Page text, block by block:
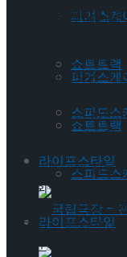
피겨스케
쇼트트랙
스피드스
라이프스타일
Trending
피겨스케
쇼트트랙
스피드스
라이프스타일
다. 세 사람과 매칭된
등 수많은 매니아를
최고의 화제작인 ‘데
참여하는 이번 사업
자에게 어떤 가르침
멘토링에 대해 질문
는 기회들을 다 초
등 현장에서 어떻게
님 같기도 했지만
도 방문하시기도 하